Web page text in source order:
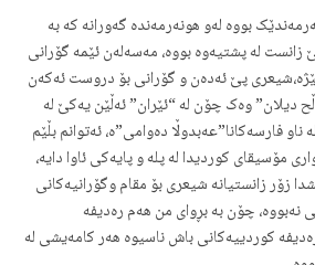
بووە لەو هونەرمەندە گەورانە کە بە
زانست لە پشتیەوە بووە، مەسەلەن ئێمە گۆرانی
پێ ئەدەن و گۆرانی بۆ دروست ئەکەن
دیلان” وەک چۆن لە “ئێران” ئەڵێن یەکێ لە
فارسەکانا”عەبدوڵا دەوامی”ە، ئەتوانم بڵێم
مۆسیقای کوردیدا لە پلە و پایەکی ئاوا دایە،
زۆر زانستیانە شیعری بۆ مقام وگۆرانیەکانی
نەبووە، چۆن بە بڕوای من هەم رەدیفە
کوردییەکانی باش ناسیوە هەر کامەیشی لە